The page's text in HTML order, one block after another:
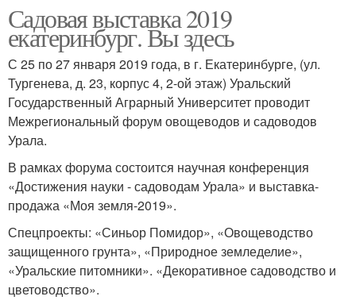
Садовая выставка 2019
екатеринбург. Вы здесь
С 25 по 27 января 2019 года, в г. Екатеринбурге, (ул.
Тургенева, д. 23, корпус 4, 2-ой этаж) Уральский
Государственный Аграрный Университет проводит
Межрегиональный форум овощеводов и садоводов
Урала.
В рамках форума состоится научная конференция
«Достижения науки - садоводам Урала» и выставка-
продажа «Моя земля-2019».
Спецпроекты: «Синьор Помидор», «Овощеводство
защищенного грунта», «Природное земледелие»,
«Уральские питомники». «Декоративное садоводство и
цветоводство».